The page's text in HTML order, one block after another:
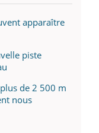
apparaître
piste
de 2 500 m
nous